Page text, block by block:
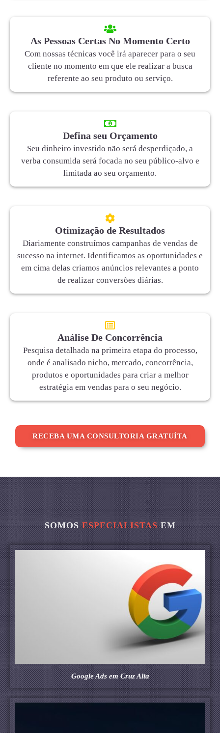
As Pessoas Certas No Momento Certo
Com nossas técnicas você irá aparecer para o seu
cliente no momento em que ele realizar a busca
referente ao seu produto ou serviço.
Defina seu Orçamento
Seu dinheiro investido não será desperdiçado, a
verba consumida será focada no seu público-alvo e
limitada ao seu orçamento.
Otimização de Resultados
Diariamente construímos campanhas de vendas de
sucesso na internet. Identificamos as oportunidades e
em cima delas criamos anúncios relevantes a ponto
de realizar conversões diárias.
Análise De Concorrência
Pesquisa detalhada na primeira etapa do processo,
onde é analisado nicho, mercado, concorrência,
produtos e oportunidades para criar a melhor
estratégia em vendas para o seu negócio.
RECEBA UMA CONSULTORIA GRATUÍTA
SOMOSESPECIALISTASEM
Google Ads em Cruz Alta